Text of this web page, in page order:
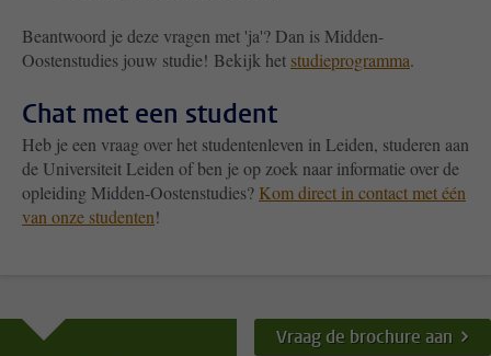
Beantwoord je deze vragen met 'ja'? Dan is Midden-
Oostenstudies jouw studie! Bekijk het studieprogramma.
Chat met een student
Heb je een vraag over het studentenleven in Leiden, studeren aan
de Universiteit Leiden of ben je op zoek naar informatie over de
opleiding Midden-Oostenstudies? Kom direct in contact met één
van onze studenten!
Vraag de brochure aan